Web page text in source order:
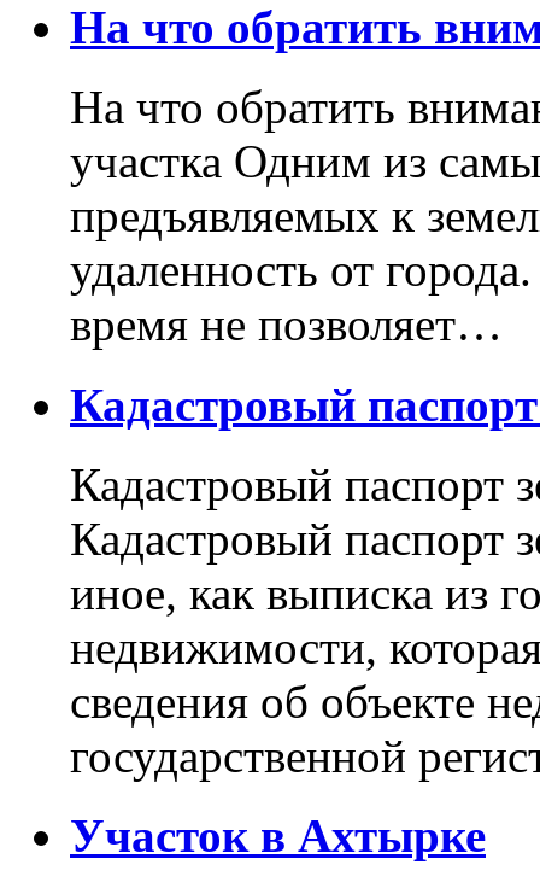
На что обратить
На что обратить
участка Одним из
предъявляемых к
удаленность от
время не позволяет…
Кадастровый
Кадастровый паспорт
Кадастровый паспорт
иное, как выписка из
недвижимости,
сведения об объекте
государственной
Участок в Ахтырке